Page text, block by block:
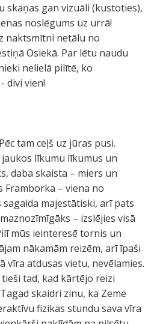
skaņas gan vizuāli (kustoties),
noslēgums uz urrā!
naktsmītni netālu no
Osiekā. Par lētu naudu
nelielā pilītē, ko
divi vien!
tam ceļš uz jūras pusi.
līkumu līkumus un
daba skaista – miers un
Framborka – viena no
majestātiski, arī pats
– izslējies visā
mūs ieinteresē tornis un
nākamām reizēm, arī īpaši
vīra atdusas vietu, nevēlamies.
tad, kad kārtējo reizi
skaidri zinu, ka Zeme
fizikas stundu sava vīra